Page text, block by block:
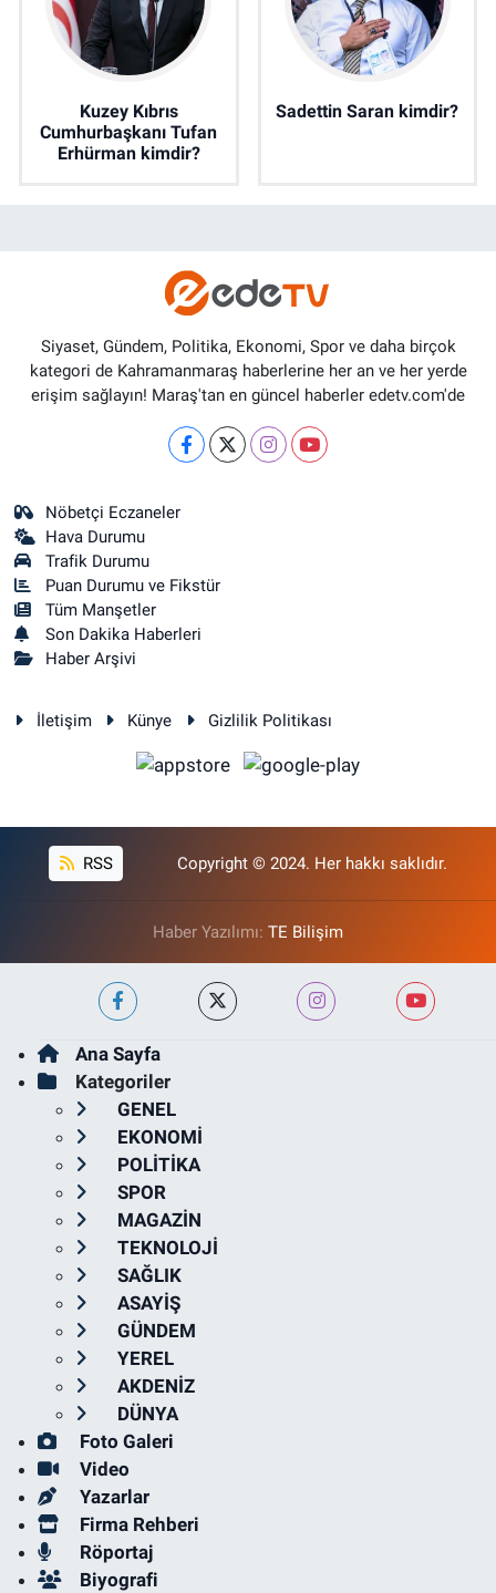
Kuzey Kıbrıs
Cumhurbaşkanı Tufan
Erhürman kimdir?
Sadettin Saran kimdir?
Siyaset, Gündem, Politika, Ekonomi, Spor ve daha birçok
kategori de Kahramanmaraş haberlerine her an ve her yerde
erişim sağlayın! Maraş'tan en güncel haberler edetv.com'de
Nöbetçi Eczaneler
Hava Durumu
Trafik Durumu
Puan Durumu ve Fikstür
Tüm Manşetler
Son Dakika Haberleri
Haber Arşivi
İletişim Künye Gizlilik Politikası
RSS Copyright © 2024. Her hakkı saklıdır.
Haber Yazılımı: TE Bilişim
Ana Sayfa
Kategoriler
GENEL
EKONOMİ
POLİTİKA
SPOR
MAGAZİN
TEKNOLOJİ
SAĞLIK
ASAYİŞ
GÜNDEM
YEREL
AKDENİZ
DÜNYA
Foto Galeri
Video
Yazarlar
Firma Rehberi
Röportaj
Biyografi